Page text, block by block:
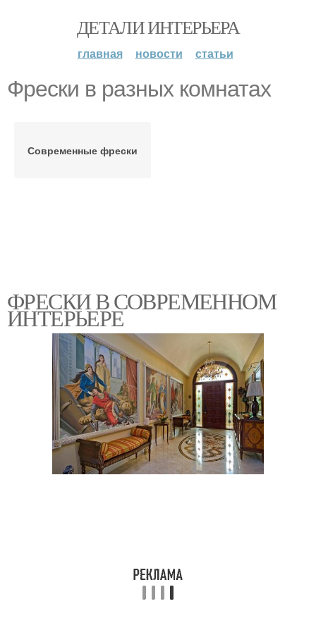
ДЕТАЛИ ИНТЕРЬЕРА
главная новости статьи
Фрески в разных комнатах
Современные фрески
ФРЕСКИ В СОВРЕМЕННОМ
ИНТЕРЬЕРЕ